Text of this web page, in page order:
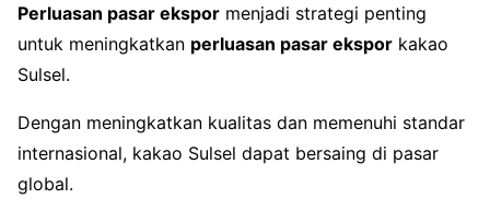
Perluasan pasar ekspor menjadi strategi penting
untuk meningkatkan perluasan pasar ekspor kakao
Sulsel.
Dengan meningkatkan kualitas dan memenuhi standar
internasional, kakao Sulsel dapat bersaing di pasar
global.